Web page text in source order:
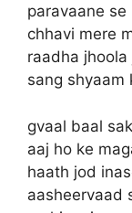
paravaane
chhavi mere
raadha jhoola
sang shyaam
gvaal baal
aaj ho ke
haath jod
aasheervaad